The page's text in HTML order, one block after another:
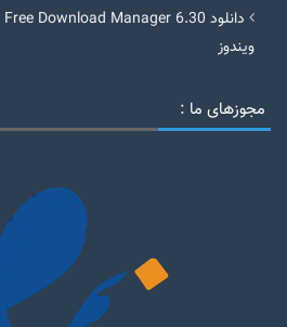
ویندوز
مجوزهای ما :